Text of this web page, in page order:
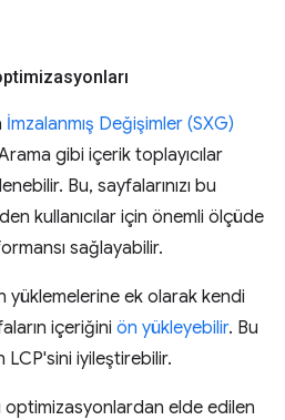
İmzalanmış Değişimler (SXG)
gibi içerik toplayıcılar
Bu, sayfalarınızı bu
kullanıcılar için önemli ölçüde
sağlayabilir.
yüklemelerine ek olarak kendi
içeriğini ön yükleyebilir. Bu
LCP'sini iyileştirebilir.
elde edilen